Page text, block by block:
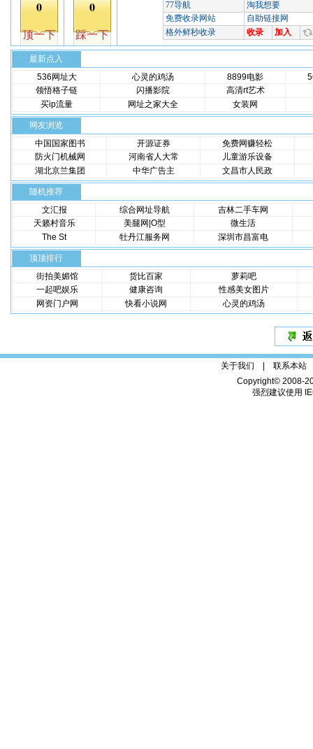
最新点入
536网址大
心灵的鸡汤 8899电影
领悟格子链
闪播影院
高清rt艺术
买ip流量
网址之家大全 女装网
网友浏览
中国国家图书
开源证券
免费网赚轻松
防火门机械网
河南省人大常
儿童游乐设备
湖北京兰集团
中华广告主 文昌市人民政
随机推荐
文汇报
综合网址导航
吉林二手车网
天籁村音乐
美腿网|O型
微生活
The St
牡丹江服务网 深圳市昌富电
顶顶排行
街拍美媚馆
货比百家
萝莉吧
一起吧娱乐
健康咨询
性感美女图片
网资门户网
快看小说网 心灵的鸡汤
关于我们 | 联系本站
Copyright© 2008-
强烈建议使用